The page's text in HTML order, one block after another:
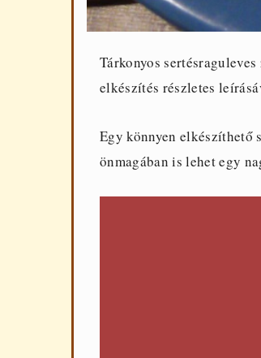
Tárkonyos
elkészítés részletes
Egy könnyen elkészíthető
önmagában is lehet egy